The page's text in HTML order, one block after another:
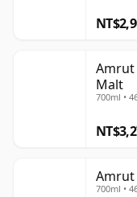
Amrut
Malt
700ml •
Amrut
700ml •